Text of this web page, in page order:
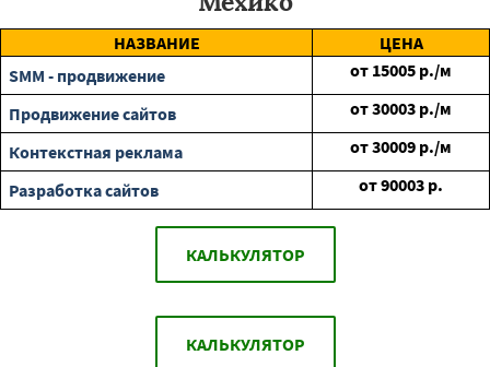
НАЗВАНИЕ
ЦЕНА
SMM - продвижение
от 15005 р./м
Продвижение сайтов
от30003 р./м
Контекстная реклама
от30009 р./м
Разработка сайтов
от90003 р.
КАЛЬКУЛЯТОР
КАЛЬКУЛЯТОР